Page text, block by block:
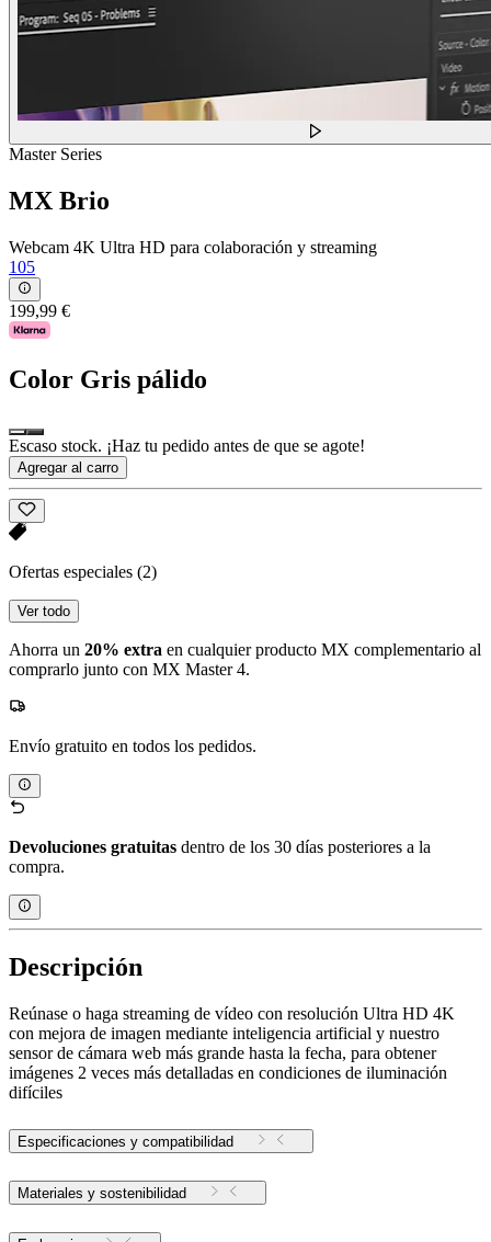
Master Series
MX Brio
Webcam 4K Ultra HD para colaboración y streaming
105
199,99 €
Color Gris pálido
Escaso stock. ¡Haz tu pedido antes de que se agote!
Agregar al carro
Ofertas especiales (2)
Ver todo
Ahorra un 20% extra en cualquier producto MX complementario al
comprarlo junto con MX Master 4.
Envío gratuito en todos los pedidos.
Devoluciones gratuitas dentro de los 30 días posteriores a la
compra.
Descripción
Reúnase o haga streaming de vídeo con resolución Ultra HD 4K
con mejora de imagen mediante inteligencia artificial y nuestro
sensor de cámara web más grande hasta la fecha, para obtener
imágenes 2 veces más detalladas en condiciones de iluminación
difíciles
Especificaciones y compatibilidad
Materiales y sostenibilidad